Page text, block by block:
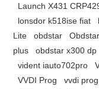
Launch X431
lonsdor k518ise fiat
Lite
obdstar
plus
obdstar x300 dp
vident iauto702pro
VVDI Prog
vvdi